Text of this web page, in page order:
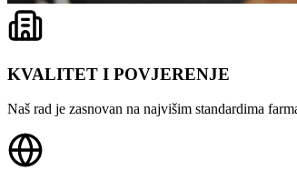
KVALITET I POVJERENJE
Naš rad je zasnovan na najvišim standardima